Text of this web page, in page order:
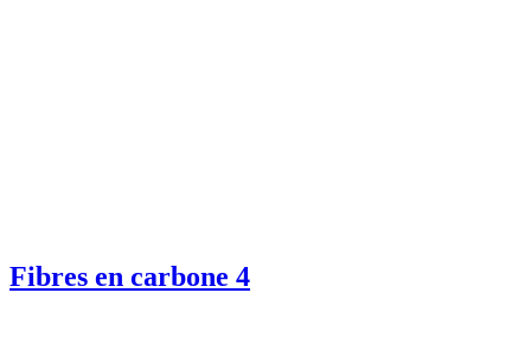
Fibres en carbone 4